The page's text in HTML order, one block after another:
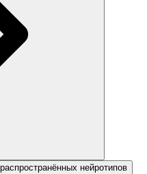
нейротипов